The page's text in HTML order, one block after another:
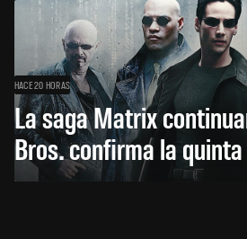
HACE 20 HORAS
La saga Matrix
Bros. confirma la